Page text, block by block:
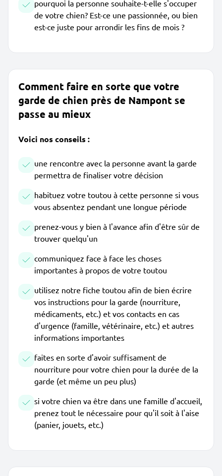
pourquoi la personne souhaite-t-elle s'occuper
de votre chien? Est-ce une passionnée, ou bien
est-ce juste pour arrondir les fins de mois ?
Comment faire en sorte que votre
garde de chien près de Nampont se
passe au mieux
Voici nos conseils :
une rencontre avec la personne avant la garde
permettra de finaliser votre décision
habituez votre toutou à cette personne si vous
vous absentez pendant une longue période
prenez-vous y bien à l'avance afin d'être sûr de
trouver quelqu'un
communiquez face à face les choses
importantes à propos de votre toutou
utilisez notre fiche toutou afin de bien écrire
vos instructions pour la garde (nourriture,
médicaments, etc.) et vos contacts en cas
d'urgence (famille, vétérinaire, etc.) et autres
informations importantes
faites en sorte d'avoir suffisament de
nourriture pour votre chien pour la durée de la
garde (et même un peu plus)
si votre chien va être dans une famille d'accueil,
prenez tout le nécessaire pour qu'il soit à l'aise
(panier, jouets, etc.)